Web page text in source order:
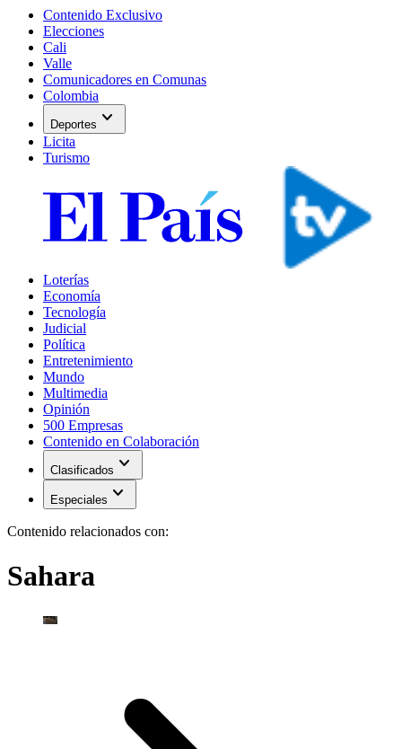
Contenido Exclusivo
Elecciones
Cali
Valle
Comunicadores en Comunas
Colombia
Deportes expand_more
Licita
Turismo
Loterías
Economía
Tecnología
Judicial
Política
Entretenimiento
Mundo
Multimedia
Opinión
500 Empresas
Contenido en Colaboración
Clasificados expand_more
Especiales expand_more
Contenido relacionados con:
Sahara